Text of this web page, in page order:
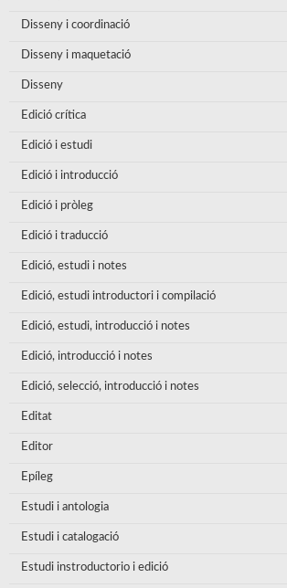
Disseny i coordinació
Disseny i maquetació
Disseny
Edició crítica
Edició i estudi
Edició i introducció
Edició i pròleg
Edició i traducció
Edició, estudi i notes
Edició, estudi introductori i compilació
Edició, estudi, introducció i notes
Edició, introducció i notes
Edició, selecció, introducció i notes
Editat
Editor
Epíleg
Estudi i antologia
Estudi i catalogació
Estudi instroductorio i edició